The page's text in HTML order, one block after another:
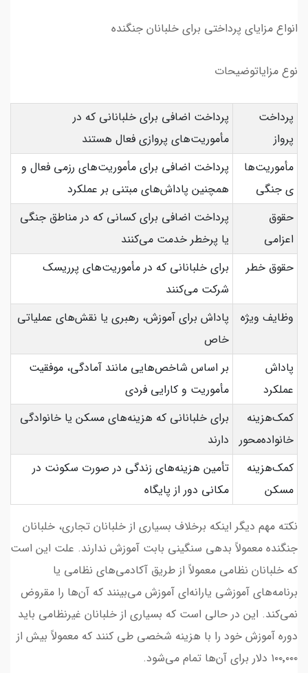
انواع مزایای پرداختی برای خلبانان جنگنده
نوع مزایاتوضیحات
پرداخت
پرواز
پرداخت اضافی برای خلبانانی که در
مأموریت‌های پروازی فعال هستند
مأموریت‌ها
ی جنگی
پرداخت اضافی برای مأموریت‌های رزمی فعال و
همچنین پاداش‌های مبتنی بر عملکرد
حقوق
اعزامی
پرداخت اضافی برای کسانی که در مناطق جنگی
یا پرخطر خدمت می‌کنند
حقوق خطر
برای خلبانانی که در مأموریت‌های پرریسک
شرکت می‌کنند
وظایف ویژه
پاداش برای آموزش، رهبری یا نقش‌های عملیاتی
خاص
پاداش
عملکرد
بر اساس شاخص‌هایی مانند آمادگی، موفقیت
مأموریت و کارایی فردی
کمک‌هزینه
خانواده‌محور
برای خلبانانی که هزینه‌های مسکن یا خانوادگی
دارند
کمک‌هزینه
مسکن
تأمین هزینه‌های زندگی در صورت سکونت در
مکانی دور از پایگاه
نکته مهم دیگر اینکه برخلاف بسیاری از خلبانان تجاری، خلبانان
جنگنده معمولاً بدهی سنگینی بابت آموزش ندارند. علت این است
که خلبانان نظامی معمولاً از طریق آکادمی‌های نظامی یا
برنامه‌های آموزشی یارانه‌ای آموزش می‌بینند که آن‌ها را مقروض
نمی‌کند. این در حالی است که بسیاری از خلبانان غیرنظامی باید
دوره آموزش خود را با هزینه شخصی طی کنند که معمولاً بیش از
۱۰۰٬۰۰۰ دلار برای آن‌ها تمام می‌شود.